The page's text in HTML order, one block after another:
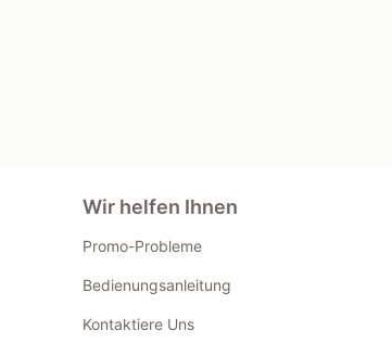
Wir helfen Ihnen
Promo-Probleme
Bedienungsanleitung
Kontaktiere Uns